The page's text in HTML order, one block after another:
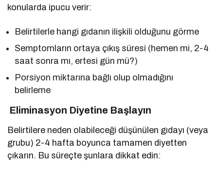
konularda ipucu verir:
Belirtilerle hangi gıdanın ilişkili olduğunu görme
Semptomların ortaya çıkış süresi (hemen mi, 2-4
saat sonra mı, ertesi gün mü?)
Porsiyon miktarına bağlı olup olmadığını
belirleme
Eliminasyon Diyetine Başlayın
Belirtilere neden olabileceği düşünülen gıdayı (veya
grubu) 2-4 hafta boyunca tamamen diyetten
çıkarın. Bu süreçte şunlara dikkat edin: